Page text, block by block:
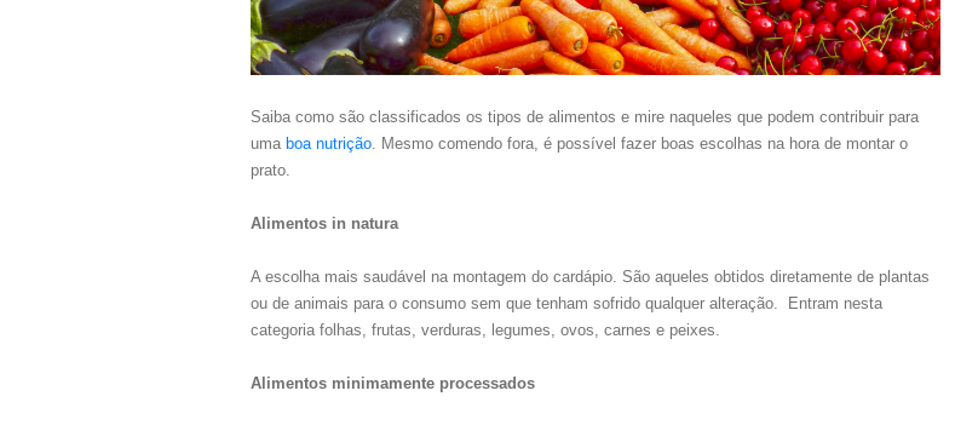
Saiba como são classificados os tipos de alimentos e mire naqueles que podem contribuir para
uma boa nutrição. Mesmo comendo fora, é possível fazer boas escolhas na hora de montar o
prato.
Alimentos in natura
A escolha mais saudável na montagem do cardápio. São aqueles obtidos diretamente de plantas
ou de animais para o consumo sem que tenham sofrido qualquer alteração. Entram nesta
categoria folhas, frutas, verduras, legumes, ovos, carnes e peixes.
Alimentos minimamente processados